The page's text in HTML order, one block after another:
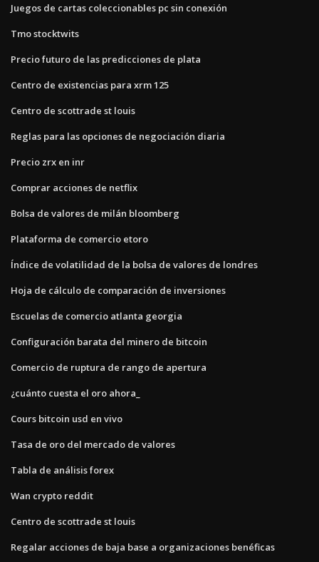
Juegos de cartas coleccionables pc sin conexión
Tmo stocktwits
Precio futuro de las predicciones de plata
Centro de existencias para xrm 125
Centro de scottrade st louis
Reglas para las opciones de negociación diaria
Precio zrx en inr
Comprar acciones de netflix
Bolsa de valores de milán bloomberg
Plataforma de comercio etoro
Índice de volatilidad de la bolsa de valores de londres
Hoja de cálculo de comparación de inversiones
Escuelas de comercio atlanta georgia
Configuración barata del minero de bitcoin
Comercio de ruptura de rango de apertura
¿cuánto cuesta el oro ahora_
Cours bitcoin usd en vivo
Tasa de oro del mercado de valores
Tabla de análisis forex
Wan crypto reddit
Centro de scottrade st louis
Regalar acciones de baja base a organizaciones benéficas